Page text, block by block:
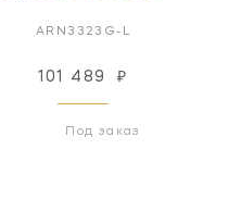
ARN3323G-L
101 489 ₽
Под заказ